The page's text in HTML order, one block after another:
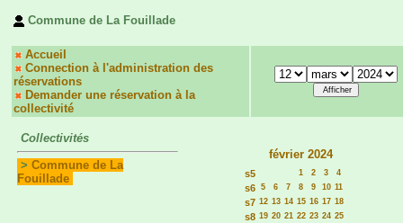
Commune de La Fouillade
Accueil
Connection à l'administration des
réservations
Demander une réservation à la
collectivité
Collectivités
> Commune de La
Fouillade
février 2024
s5 1 2 3 4
s6 5 6 7 8 9 10 11
s7 12 13 14 15 16 17 18
s8 19 20 21 22 23 24 25